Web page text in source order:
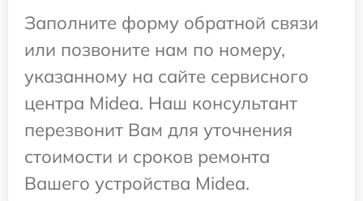
Заполните форму обратной связи
или позвоните нам по номеру,
указанному на сайте сервисного
центра Midea. Наш консультант
перезвонит Вам для уточнения
стоимости и сроков ремонта
Вашего устройства Midea.